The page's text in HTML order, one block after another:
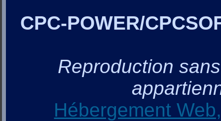
CPC-POWER/
Reproduction
Hébergement